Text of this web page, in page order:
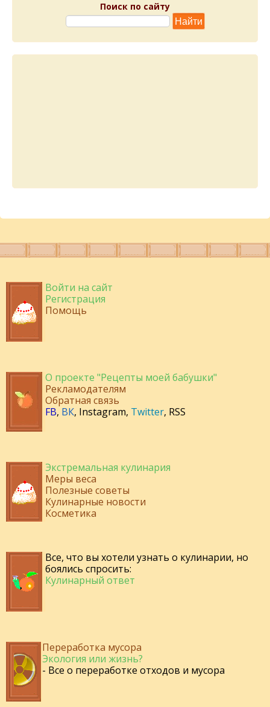
Поиск по сайту
Войти на сайт
Регистрация
Помощь
О проекте "Рецепты моей бабушки"
Рекламодателям
Обратная связь
FB, ВК, Instagram, Twitter, RSS
Экстремальная кулинария
Меры веса
Полезные советы
Кулинарные новости
Косметика
Все, что вы хотели узнать о кулинарии, но
боялись спросить:
Кулинарный ответ
Переработка мусора
Экология или жизнь?
- Все о переработке отходов и мусора